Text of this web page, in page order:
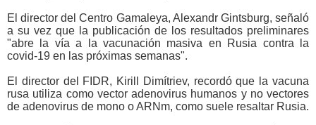
El director del Centro Gamaleya, Alexandr Gintsburg, señaló
a su vez que la publicación de los resultados preliminares
"abre la vía a la vacunación masiva en Rusia contra la
covid-19 en las próximas semanas".
El director del FIDR, Kirill Dimítriev, recordó que la vacuna
rusa utiliza como vector adenovirus humanos y no vectores
de adenovirus de mono o ARNm, como suele resaltar Rusia.